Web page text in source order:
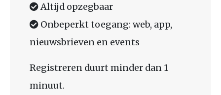
Altijd opzegbaar
Onbeperkt toegang: web, app,
nieuwsbrieven en events
Registreren duurt minder dan 1
minuut.